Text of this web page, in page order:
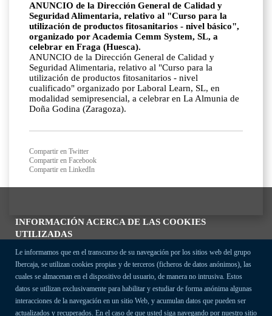
INFORMACIÓN ACERCA DE LAS COOKIES
UTILIZADAS
Le informamos que en el transcurso de su navegación por los sitios web del grupo
Ibercaja, se utilizan cookies propias y de terceros (ficheros de datos anónimos), las
cuales se almacenan en el dispositivo del usuario, de manera no intrusiva. Estos
datos se utilizan exclusivamente para habilitar y estudiar de forma anónima algunas
interacciones de la navegación en un sitio Web, y acumulan datos que pueden ser
actualizados y recuperados. En el caso de que usted siga navegando por nuestro sitio
ANUNCIO de la Dirección General de Calidad y
Seguridad Alimentaria, relativo al "Curso para la
utilización de productos fitosanitarios - nivel básico",
organizado por Academia Cemm System, SL, a
celebrar en Fraga (Huesca).
ANUNCIO de la Dirección General de Calidad y
Seguridad Alimentaria, relativo al "Curso para la
utilización de productos fitosanitarios - nivel
cualificado" organizado por Laboral Learn, SL, en
modalidad semipresencial, a celebrar en La Almunia de
Doña Godina (Zaragoza).
Compartir en Twitter
Compartir en Facebook
Compartir en LinkedIn